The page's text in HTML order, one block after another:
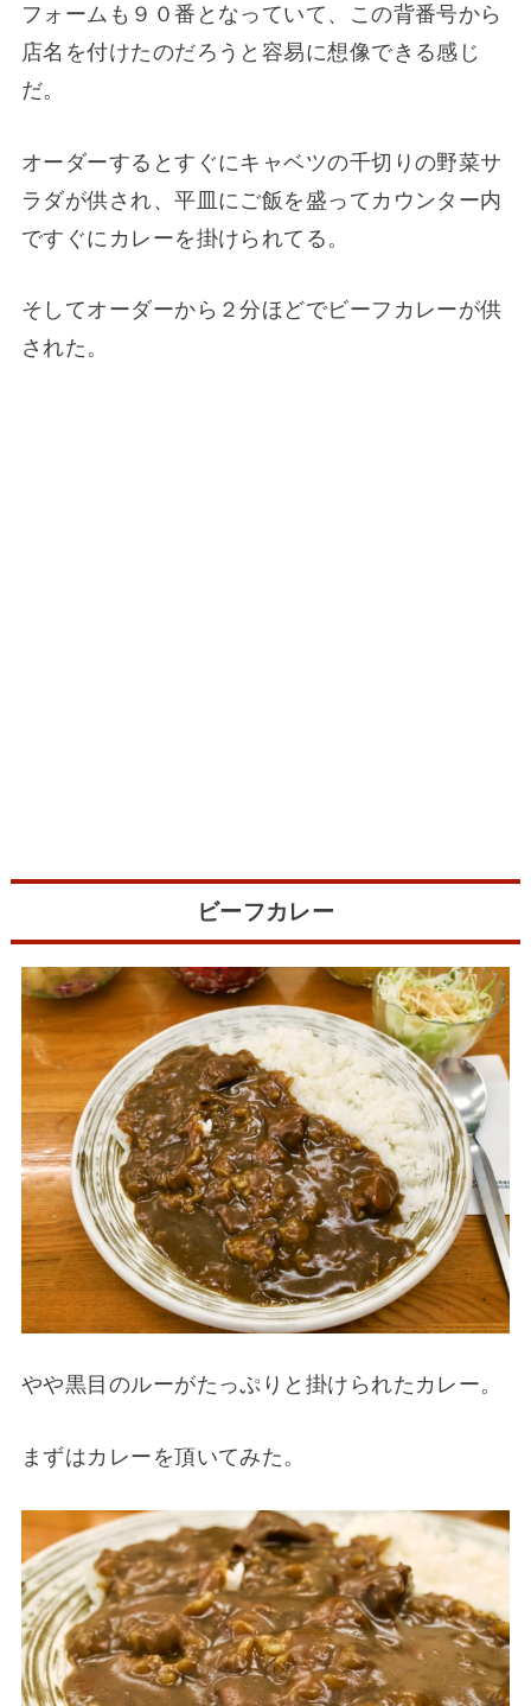
フォームも９０番となっていて、この背番号から
店名を付けたのだろうと容易に想像できる感じ
だ。
オーダーするとすぐにキャベツの千切りの野菜サ
ラダが供され、平皿にご飯を盛ってカウンター内
ですぐにカレーを掛けられてる。
そしてオーダーから２分ほどでビーフカレーが供
された。
ビーフカレー
やや黒目のルーがたっぷりと掛けられたカレー。
まずはカレーを頂いてみた。